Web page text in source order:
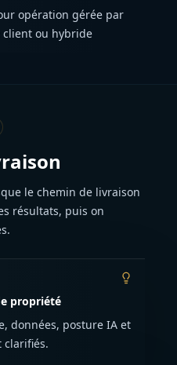
opération gérée par
client ou hybride
le chemin de livraison
résultats, puis on
propriété
données, posture IA et
clarifiés.